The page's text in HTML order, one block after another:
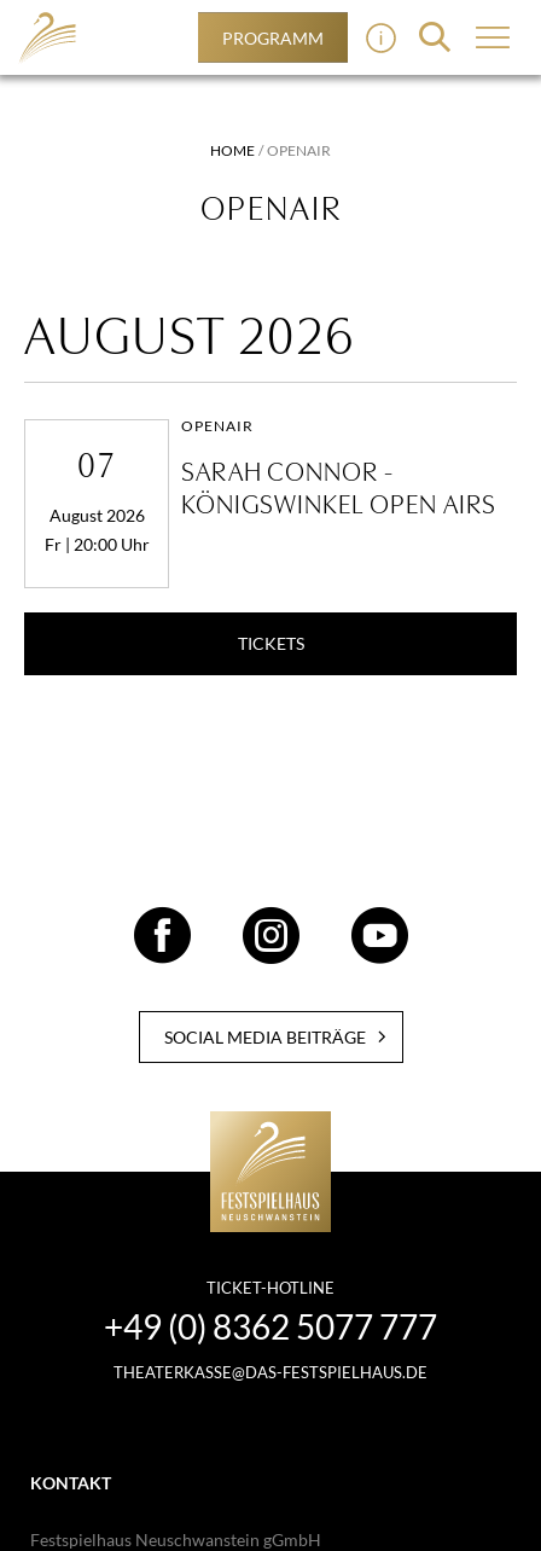
PROGRAMM
HOME OPENAIR
OPENAIR
AUGUST 2026
07
August 2026
Fr | 20:00 Uhr
OPENAIR
SARAH CONNOR -
KÖNIGSWINKEL OPEN AIRS
TICKETS
SOCIAL MEDIA BEITRÄGE
TICKET-HOTLINE
+49 (0) 8362 5077 777
THEATERKASSE@DAS-FESTSPIELHAUS.DE
KONTAKT
Festspielhaus Neuschwanstein gGmbH